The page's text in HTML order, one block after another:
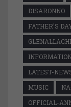
DISARONNO
FATHER'S
LATEST-
MUSIC
OFFICIAL-